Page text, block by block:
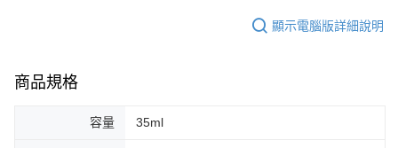
顯示電腦版詳細說明
商品規格
容量 35ml